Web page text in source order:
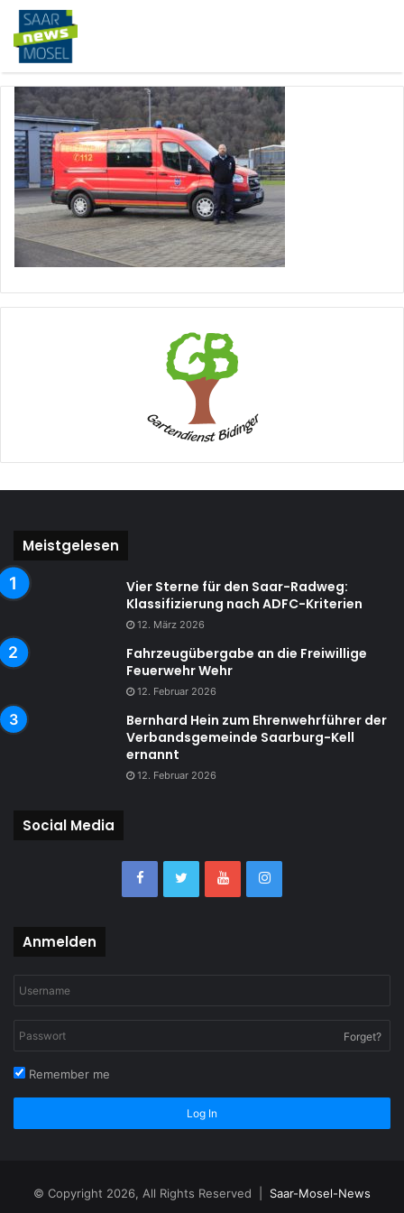
Meistgelesen
Vier Sterne für den Saar-Radweg:
Klassifizierung nach ADFC-Kriterien
12. März 2026
Fahrzeugübergabe an die Freiwillige
Feuerwehr Wehr
12. Februar 2026
Bernhard Hein zum Ehrenwehrführer der
Verbandsgemeinde Saarburg-Kell
ernannt
12. Februar 2026
Social Media
Anmelden
Forget?
Remember me
Log In
© Copyright 2026, All Rights Reserved | Saar-Mosel-News